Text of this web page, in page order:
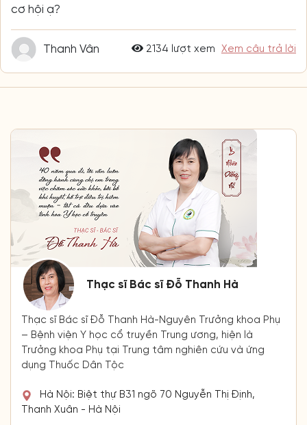
cơ hội ạ?
Thanh Vân 2134 lượt xem Xem câu trả lời
Thạc sĩ Bác sĩ Đỗ Thanh Hà
Thạc sĩ Bác sĩ Đỗ Thanh Hà-Nguyên Trưởng khoa Phụ
– Bệnh viện Y học cổ truyền Trung ương, hiện là
Trưởng khoa Phụ tại Trung tâm nghiên cứu và ứng
dụng Thuốc Dân Tộc
Hà Nội: Biệt thự B31 ngõ 70 Nguyễn Thị Định,
Thanh Xuân - Hà Nội